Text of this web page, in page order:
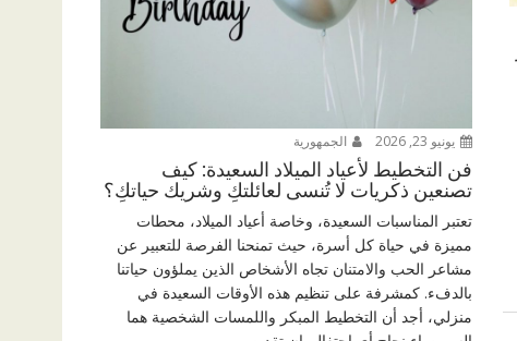
يونيو 23, 2026 الجمهورية
فن التخطيط لأعياد الميلاد السعيدة: كيف
تصنعين ذكريات لا تُنسى لعائلتكِ وشريك حياتكِ؟
تعتبر المناسبات السعيدة، وخاصة أعياد الميلاد، محطات
مميزة في حياة كل أسرة، حيث تمنحنا الفرصة للتعبير عن
مشاعر الحب والامتنان تجاه الأشخاص الذين يملؤون حياتنا
بالدفء. كمشرفة على تنظيم هذه الأوقات السعيدة في
منزلي، أجد أن التخطيط المبكر واللمسات الشخصية هما